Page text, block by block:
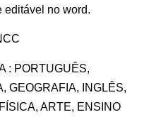
editável no word.
: PORTUGUÊS,
GEOGRAFIA, INGLÊS,
ARTE, ENSINO